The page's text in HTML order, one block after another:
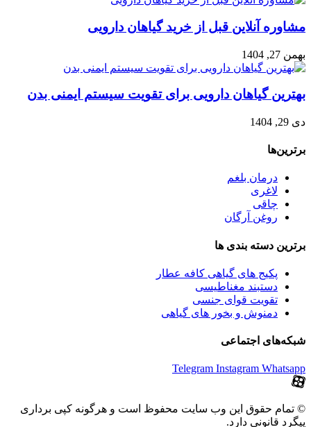
مشاوره آنلاین قبل از خرید گیاهان دارویی
بهمن 27, 1404
بهترین گیاهان دارویی برای تقویت سیستم ایمنی بدن
دی 29, 1404
برترین‌ها
درمان بلغم
لاغری
چاقی
روغن آرگان
برترین‌ دسته بندی ها
پکیج های گیاهی کافه عطار
دستبند مغناطیسی
تقویت قوای جنسی
دمنوش و بخور های گیاهی
شبکه‌های اجتماعی
Telegram Instagram Whatsapp
© تمام حقوق این وب سایت محفوظ است و هرگونه کپی برداری
پیگرد قانونی دارد.